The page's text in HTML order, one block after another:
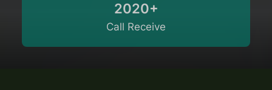
2020+
Call Receive